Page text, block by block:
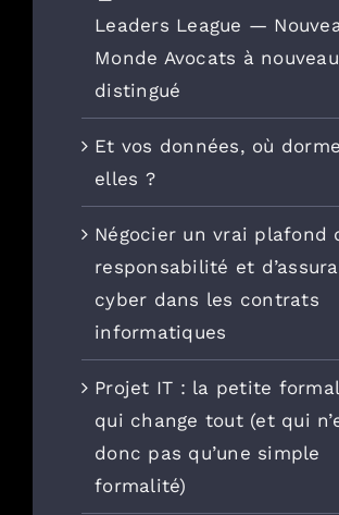
Leaders League —
Monde Avocats à nouveau
distingué
Et vos données, où
elles ?
Négocier un vrai plafond
responsabilité et
cyber dans les contrats
informatiques
Projet IT : la petite
qui change tout (et qui
donc pas qu’une simple
formalité)